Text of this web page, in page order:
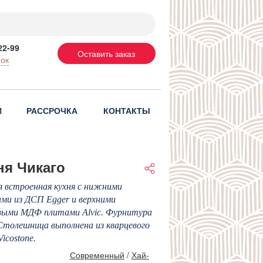
99
Оставить заказ
РАССРОЧКА КОНТАКТЫ
Чикаго
встроенная кухня с нижними
из ДСП Egger и верхними
МДФ плитами Alvic. Фурнитура
выполнена из кварцевого
Современный / Хай-